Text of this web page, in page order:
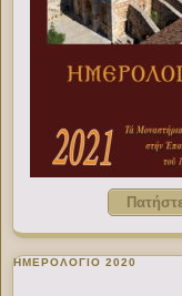
ΗΜΕΡΟΛΟΓΙΟ 2020